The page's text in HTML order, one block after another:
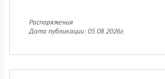
Распоряжения
Дата публикации: 05.08.2026г.